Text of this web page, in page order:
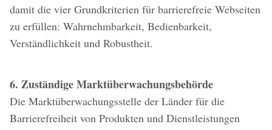
damit die vier Grundkriterien für barrierefreie Webseiten
zu erfüllen: Wahrnehmbarkeit, Bedienbarkeit,
Verständlichkeit und Robustheit.
6. Zuständige Marktüberwachungsbehörde
Die Marktüberwachungsstelle der Länder für die
Barrierefreiheit von Produkten und Dienstleistungen